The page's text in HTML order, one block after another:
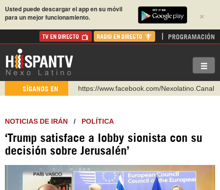
×
Usted puede descargar el app en su móvil
para un mejor funcionamiento.
TV EN DIRECTO RADIO EN DIRECTO PROGRAMACIÓN
SÍGANOS EN
https://www.youtube.com/@nexo_latino
https://t.me/hispantvcanal
https://urmedium.com/c/hispantv
WhatsApp y Viber: +98 921 79 29 404
https://www.facebook.com/Nexolatino.Canal
NOTICIAS DE IRÁN / POLÍTICA
‘Trump satisface a lobby sionista con su
decisión sobre Jerusalén’